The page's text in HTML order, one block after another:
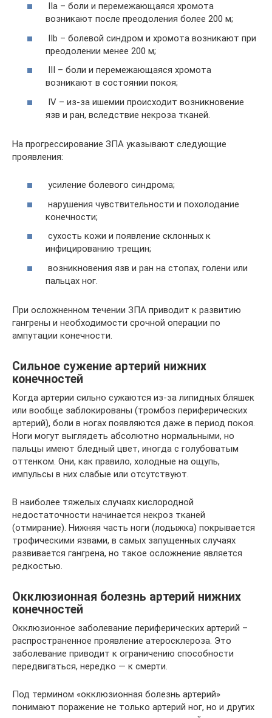
IIa – боли и перемежающаяся хромота
возникают после преодоления более 200 м;
IIb – болевой синдром и хромота возникают при
преодолении менее 200 м;
III – боли и перемежающаяся хромота
возникают в состоянии покоя;
IV – из-за ишемии происходит возникновение
язв и ран, вследствие некроза тканей.
На прогрессирование ЗПА указывают следующие
проявления:
усиление болевого синдрома;
нарушения чувствительности и похолодание
конечности;
сухость кожи и появление склонных к
инфицированию трещин;
возникновения язв и ран на стопах, голени или
пальцах ног.
При осложненном течении ЗПА приводит к развитию
гангрены и необходимости срочной операции по
ампутации конечности.
Сильное сужение артерий нижних
конечностей
Когда артерии сильно сужаются из-за липидных бляшек
или вообще заблокированы (тромбоз периферических
артерий), боли в ногах появляются даже в период покоя.
Ноги могут выглядеть абсолютно нормальными, но
пальцы имеют бледный цвет, иногда с голубоватым
оттенком. Они, как правило, холодные на ощупь,
импульсы в них слабые или отсутствуют.
В наиболее тяжелых случаях кислородной
недостаточности начинается некроз тканей
(отмирание). Нижняя часть ноги (лодыжка) покрывается
трофическими язвами, в самых запущенных случаях
развивается гангрена, но такое осложнение является
редкостью.
Окклюзионная болезнь артерий нижних
конечностей
Окклюзионное заболевание периферических артерий –
распространенное проявление атеросклероза. Это
заболевание приводит к ограничению способности
передвигаться, нередко — к смерти.
Под термином «окклюзионная болезнь артерий»
понимают поражение не только артерий ног, но и других